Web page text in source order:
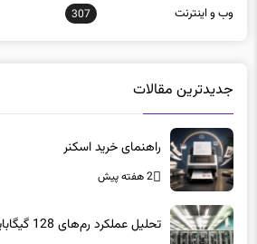
راهنمای خرید اسکنر
2 هفته پیش
2 ماه پیش